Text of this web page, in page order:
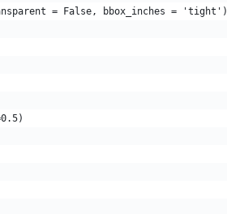
= False, bbox_inches = 'tight')